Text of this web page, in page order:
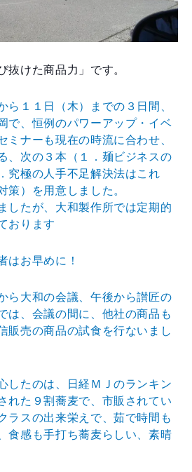
抜けた商品力」です。
ら１１日（木）までの３日間、
で、恒例のパワーアップ・イベ
ミナーも現在の時流に合わせ、
、次の３本（１．麺ビジネスの
究極の人手不足解決法はこれ
策）を用意しました。
したが、大和製作所では定期的
おります
はお早めに！
ら大和の会議、午後から讃匠の
は、会議の間に、他社の商品も
販売の商品の試食を行ないまし
したのは、日経ＭＪのランキン
れた９割蕎麦で、市販されてい
ラスの出来栄えで、茹で時間も
食感も手打ち蕎麦らしい、素晴